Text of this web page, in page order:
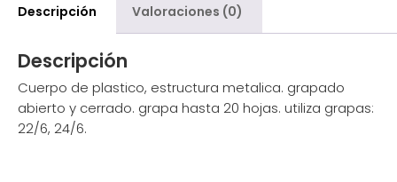
Descripción Valoraciones (0)
Descripción
Cuerpo de plastico, estructura metalica. grapado
abierto y cerrado. grapa hasta 20 hojas. utiliza grapas:
22/6, 24/6.